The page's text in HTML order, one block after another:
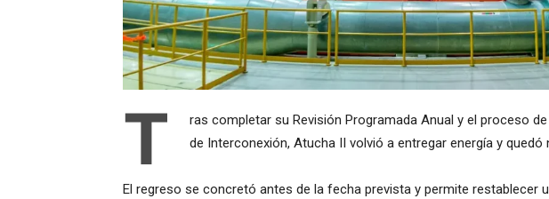
T
ras completar su Revisión Programada Anual y el proceso
de Interconexión, Atucha II volvió a entregar energía y quedó
El regreso se concretó antes de la fecha prevista y permite restablecer